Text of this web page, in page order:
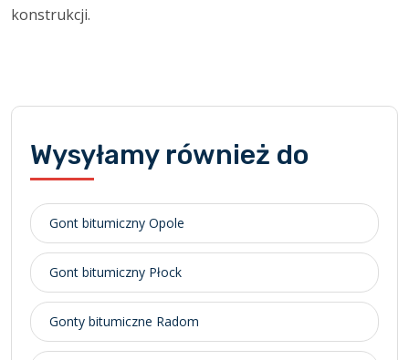
konstrukcji.
Wysyłamy również do
Gont bitumiczny Opole
Gont bitumiczny Płock
Gonty bitumiczne Radom